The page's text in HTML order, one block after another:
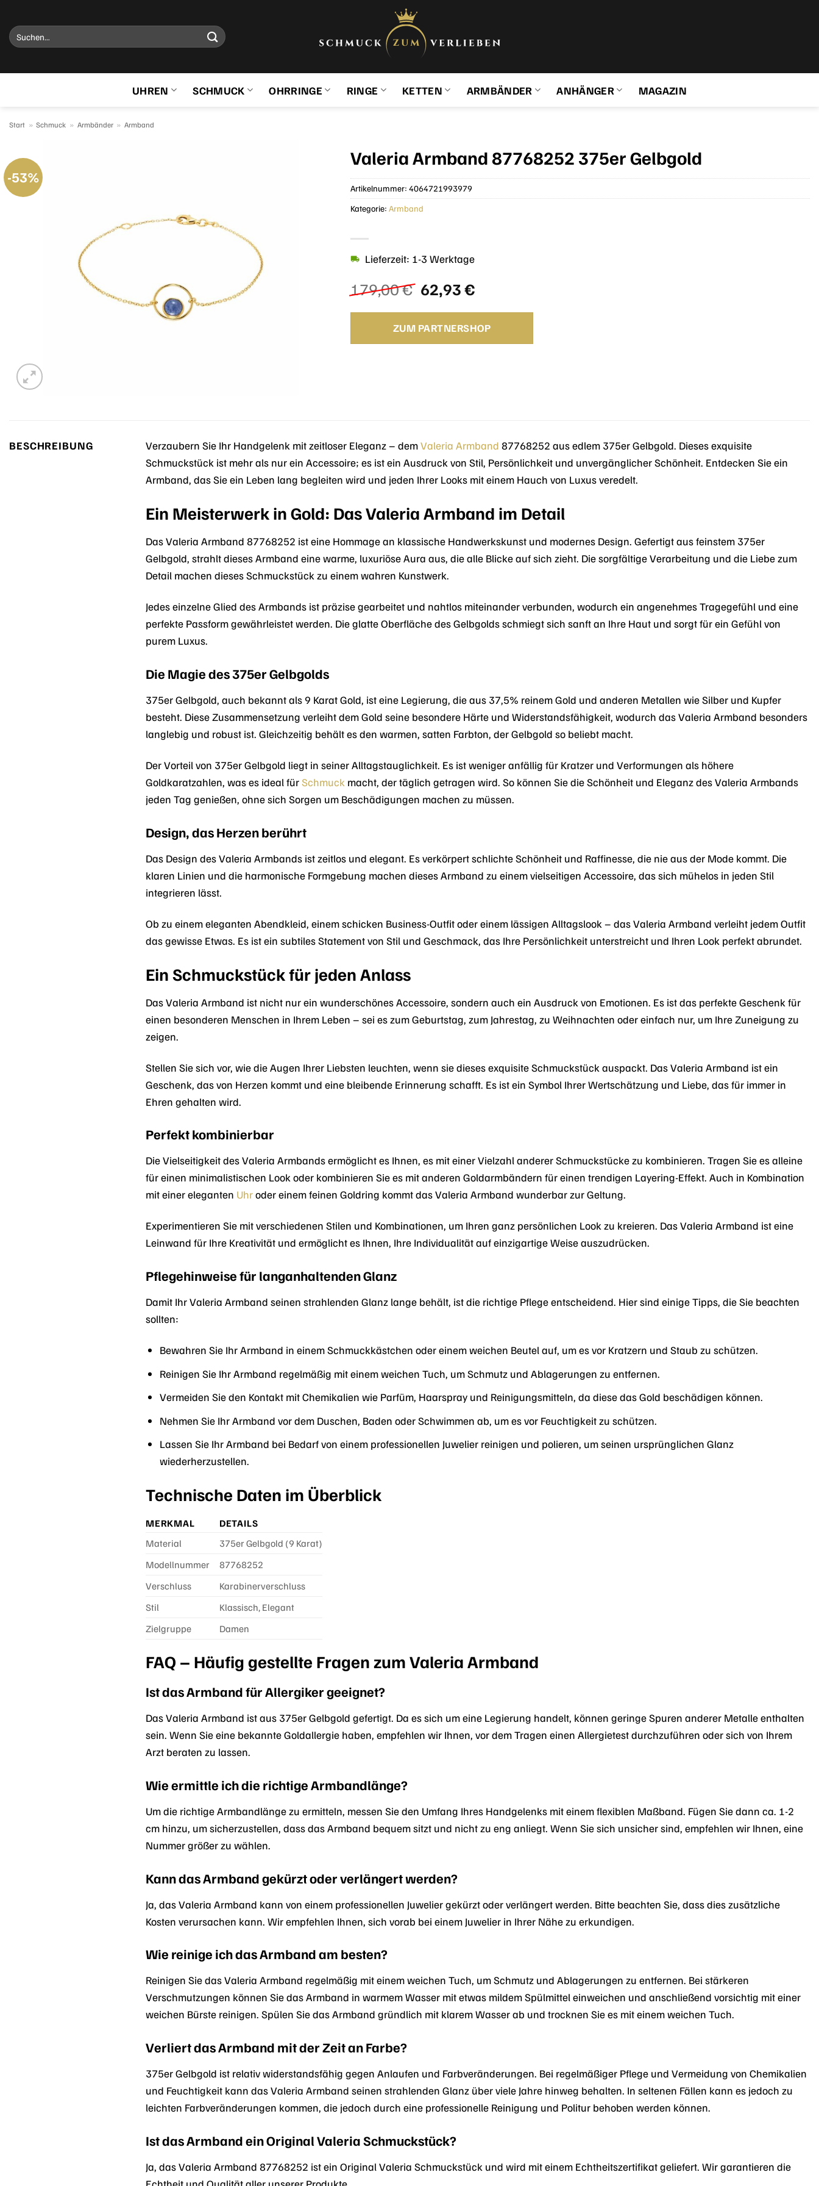
Inhalt
springen
Suchen
nach:
UHREN SCHMUCK OHRRINGE RINGE KETTEN ARMBÄNDER ANHÄNGER MAGAZIN
Start » Schmuck » Armbänder » Armband
-53%
Valeria Armband 87768252 375er Gelbgold
179,00€ Ursprünglicher
Preis
war:
179,00 €
62,93€Aktueller
ist:
62,93 €.
Lieferzeit: 1-3 Werktage
ZUM PARTNERSHOP
Artikelnummer: 4064721993979
Kategorie: Armband
BESCHREIBUNG Verzaubern Sie Ihr Handgelenk mit zeitloser Eleganz – demValeria Armband 87768252 aus edlem 375er Gelbgold. Dieses exquisite
Schmuckstück ist mehr als nur ein Accessoire; es ist ein Ausdruck von Stil, Persönlichkeit und unvergänglicher Schönheit. Entdecken Sie ein
Armband, das Sie ein Leben lang begleiten wird und jeden Ihrer Looks mit einem Hauch von Luxus veredelt.
Ein Meisterwerk in Gold: Das Valeria Armband im Detail
Das Valeria Armband 87768252 ist eine Hommage an klassische Handwerkskunst und modernes Design. Gefertigt aus feinstem 375er
Gelbgold, strahlt dieses Armband eine warme, luxuriöse Aura aus, die alle Blicke auf sich zieht. Die sorgfältige Verarbeitung und die Liebe zum
Detail machen dieses Schmuckstück zu einem wahren Kunstwerk.
Jedes einzelne Glied des Armbands ist präzise gearbeitet und nahtlos miteinander verbunden, wodurch ein angenehmes Tragegefühl und eine
perfekte Passform gewährleistet werden. Die glatte Oberfläche des Gelbgolds schmiegt sich sanft an Ihre Haut und sorgt für ein Gefühl von
purem Luxus.
Die Magie des 375er Gelbgolds
375er Gelbgold, auch bekannt als 9 Karat Gold, ist eine Legierung, die aus 37,5% reinem Gold und anderen Metallen wie Silber und Kupfer
besteht. Diese Zusammensetzung verleiht dem Gold seine besondere Härte und Widerstandsfähigkeit, wodurch das Valeria Armband besonders
langlebig und robust ist. Gleichzeitig behält es den warmen, satten Farbton, der Gelbgold so beliebt macht.
Der Vorteil von 375er Gelbgold liegt in seiner Alltagstauglichkeit. Es ist weniger anfällig für Kratzer und Verformungen als höhere
Goldkaratzahlen, was es ideal fürSchmuck macht, der täglich getragen wird. So können Sie die Schönheit und Eleganz des Valeria Armbands
jeden Tag genießen, ohne sich Sorgen um Beschädigungen machen zu müssen.
Design, das Herzen berührt
Das Design des Valeria Armbands ist zeitlos und elegant. Es verkörpert schlichte Schönheit und Raffinesse, die nie aus der Mode kommt. Die
klaren Linien und die harmonische Formgebung machen dieses Armband zu einem vielseitigen Accessoire, das sich mühelos in jeden Stil
integrieren lässt.
Ob zu einem eleganten Abendkleid, einem schicken Business-Outfit oder einem lässigen Alltagslook – das Valeria Armband verleiht jedem Outfit
das gewisse Etwas. Es ist ein subtiles Statement von Stil und Geschmack, das Ihre Persönlichkeit unterstreicht und Ihren Look perfekt abrundet.
Ein Schmuckstück für jeden Anlass
Das Valeria Armband ist nicht nur ein wunderschönes Accessoire, sondern auch ein Ausdruck von Emotionen. Es ist das perfekte Geschenk für
einen besonderen Menschen in Ihrem Leben – sei es zum Geburtstag, zum Jahrestag, zu Weihnachten oder einfach nur, um Ihre Zuneigung zu
zeigen.
Stellen Sie sich vor, wie die Augen Ihrer Liebsten leuchten, wenn sie dieses exquisite Schmuckstück auspackt. Das Valeria Armband ist ein
Geschenk, das von Herzen kommt und eine bleibende Erinnerung schafft. Es ist ein Symbol Ihrer Wertschätzung und Liebe, das für immer in
Ehren gehalten wird.
Perfekt kombinierbar
Die Vielseitigkeit des Valeria Armbands ermöglicht es Ihnen, es mit einer Vielzahl anderer Schmuckstücke zu kombinieren. Tragen Sie es alleine
für einen minimalistischen Look oder kombinieren Sie es mit anderen Goldarmbändern für einen trendigen Layering-Effekt. Auch in Kombination
mit einer eleganten Uhroder einem feinen Goldring kommt das Valeria Armband wunderbar zur Geltung.
Experimentieren Sie mit verschiedenen Stilen und Kombinationen, um Ihren ganz persönlichen Look zu kreieren. Das Valeria Armband ist eine
Leinwand für Ihre Kreativität und ermöglicht es Ihnen, Ihre Individualität auf einzigartige Weise auszudrücken.
Pflegehinweise für langanhaltenden Glanz
Damit Ihr Valeria Armband seinen strahlenden Glanz lange behält, ist die richtige Pflege entscheidend. Hier sind einige Tipps, die Sie beachten
sollten:
Bewahren Sie Ihr Armband in einem Schmuckkästchen oder einem weichen Beutel auf, um es vor Kratzern und Staub zu schützen.
Reinigen Sie Ihr Armband regelmäßig mit einem weichen Tuch, um Schmutz und Ablagerungen zu entfernen.
Vermeiden Sie den Kontakt mit Chemikalien wie Parfüm, Haarspray und Reinigungsmitteln, da diese das Gold beschädigen können.
Nehmen Sie Ihr Armband vor dem Duschen, Baden oder Schwimmen ab, um es vor Feuchtigkeit zu schützen.
Lassen Sie Ihr Armband bei Bedarf von einem professionellen Juwelier reinigen und polieren, um seinen ursprünglichen Glanz
wiederherzustellen.
Technische Daten im Überblick
MERKMAL
DETAILS
Material
375er Gelbgold (9 Karat)
Modellnummer
87768252
Verschluss
Karabinerverschluss
Stil
Klassisch, Elegant
Zielgruppe
Damen
FAQ – Häufig gestellte Fragen zum Valeria Armband
Ist das Armband für Allergiker geeignet?
Das Valeria Armband ist aus 375er Gelbgold gefertigt. Da es sich um eine Legierung handelt, können geringe Spuren anderer Metalle enthalten
sein. Wenn Sie eine bekannte Goldallergie haben, empfehlen wir Ihnen, vor dem Tragen einen Allergietest durchzuführen oder sich von Ihrem
Arzt beraten zu lassen.
Wie ermittle ich die richtige Armbandlänge?
Um die richtige Armbandlänge zu ermitteln, messen Sie den Umfang Ihres Handgelenks mit einem flexiblen Maßband. Fügen Sie dann ca. 1-2
cm hinzu, um sicherzustellen, dass das Armband bequem sitzt und nicht zu eng anliegt. Wenn Sie sich unsicher sind, empfehlen wir Ihnen, eine
Nummer größer zu wählen.
Kann das Armband gekürzt oder verlängert werden?
Ja, das Valeria Armband kann von einem professionellen Juwelier gekürzt oder verlängert werden. Bitte beachten Sie, dass dies zusätzliche
Kosten verursachen kann. Wir empfehlen Ihnen, sich vorab bei einem Juwelier in Ihrer Nähe zu erkundigen.
Wie reinige ich das Armband am besten?
Reinigen Sie das Valeria Armband regelmäßig mit einem weichen Tuch, um Schmutz und Ablagerungen zu entfernen. Bei stärkeren
Verschmutzungen können Sie das Armband in warmem Wasser mit etwas mildem Spülmittel einweichen und anschließend vorsichtig mit einer
weichen Bürste reinigen. Spülen Sie das Armband gründlich mit klarem Wasser ab und trocknen Sie es mit einem weichen Tuch.
Verliert das Armband mit der Zeit an Farbe?
375er Gelbgold ist relativ widerstandsfähig gegen Anlaufen und Farbveränderungen. Bei regelmäßiger Pflege und Vermeidung von Chemikalien
und Feuchtigkeit kann das Valeria Armband seinen strahlenden Glanz über viele Jahre hinweg behalten. In seltenen Fällen kann es jedoch zu
leichten Farbveränderungen kommen, die jedoch durch eine professionelle Reinigung und Politur behoben werden können.
Ist das Armband ein Original Valeria Schmuckstück?
Ja, das Valeria Armband 87768252 ist ein Original Valeria Schmuckstück und wird mit einem Echtheitszertifikat geliefert. Wir garantieren die